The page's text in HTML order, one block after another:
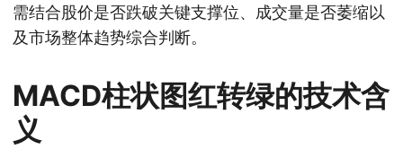
需结合股价是否跌破关键支撑位、成交量是否萎缩以
及市场整体趋势综合判断。
MACD柱状图红转绿的技术含
义